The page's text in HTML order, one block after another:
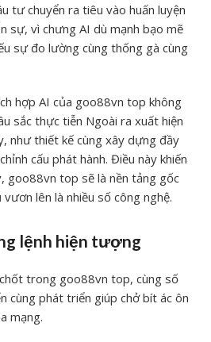
tư chuyển ra tiêu vào huấn luyện
sự, vì chưng AI dù mạnh bạo mẽ
sự đo lường cùng thống gà cùng
hợp AI của goo88vn top không
sắc thực tiễn Ngoài ra xuất hiện
như thiết kế cùng xây dựng đầy
cấu phát hành. Điều này khiến
goo88vn top sẽ là nền tảng gốc
lên là nhiều số công nghệ.
lệnh hiện tượng
trong goo88vn top, cùng số
cùng phát triển giúp chở bít ác ôn
mạng.